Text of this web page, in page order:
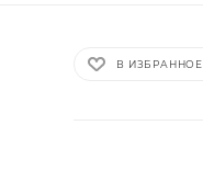
В ИЗБРАННОЕ